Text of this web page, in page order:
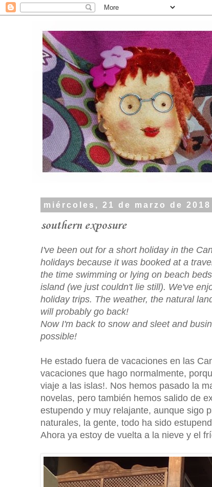
miércoles, 21 de marzo de 2018
southern exposure
I've been out for a short holiday in the
holidays because it was booked at a
the time swimming or lying on beach
island (we just couldn't lie still). We've
holiday trips. The weather, the natural
will probably go back!
Now I'm back to snow and sleet and
possible!
He estado fuera de vacaciones en las
vacaciones que hago normalmente,
viaje a las islas!. Nos hemos pasado la
novelas, pero también hemos salido de
estupendo y muy relajante, aunque sigo
naturales, la gente, todo ha sido
Ahora ya estoy de vuelta a la nieve y el